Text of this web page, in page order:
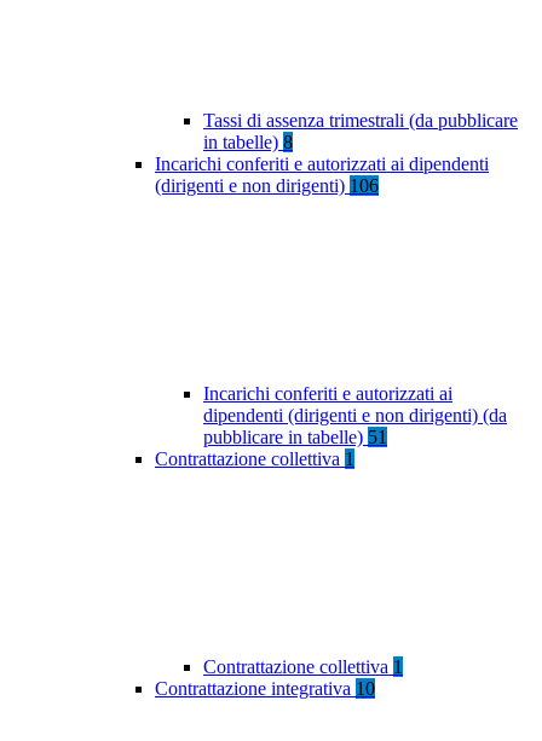
Tassi di assenza trimestrali (da pubblicare
in tabelle) 8
Incarichi conferiti e autorizzati ai dipendenti
(dirigenti e non dirigenti) 106
Incarichi conferiti e autorizzati ai
dipendenti (dirigenti e non dirigenti) (da
pubblicare in tabelle) 51
Contrattazione collettiva 1
Contrattazione collettiva 1
Contrattazione integrativa 10